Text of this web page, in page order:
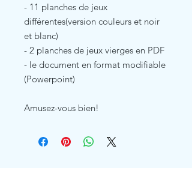
- 11 planches de jeux
différentes(version couleurs et noir
et blanc)
- 2 planches de jeux vierges en PDF
- le document en format modifiable
(Powerpoint)
Amusez-vous bien!